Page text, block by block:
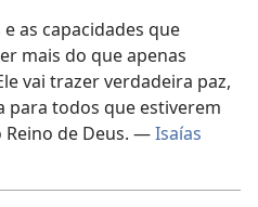
as capacidades que
mais do que apenas
vai trazer verdadeira paz,
para todos que estiverem
de Deus. —Isaías